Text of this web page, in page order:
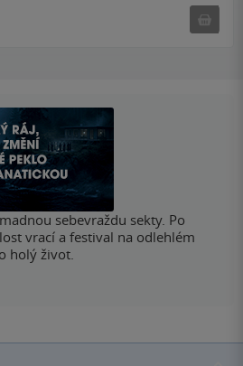
sebevraždu sekty. Po
vrací a festival na odlehlém
holý život.